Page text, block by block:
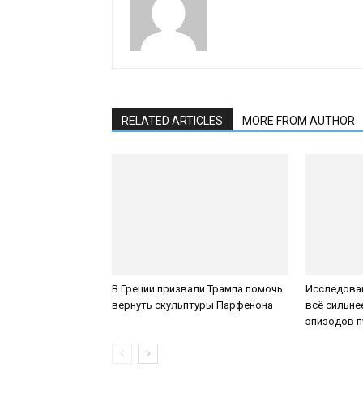
RELATED ARTICLES MORE FROM AUTHOR
В Греции призвали Трампа помочь
вернуть скульптуры Парфенона
всё
эпизодов